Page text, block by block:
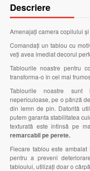
Descriere
Amenajați camera copilului
Comandați un tablou cu
veți avea imediat decorul
Tablourile noastre pentru
transforma-o în cel mai
Tablourile noastre sunt
nepericuloase, pe o pânză
din lemn de pin. Datorită
putem garanta stabilitatea
texturată este întinsă pe
remarcabil pe perete.
Fiecare tablou este
pentru a preveni
tabloului, utilizați doar o